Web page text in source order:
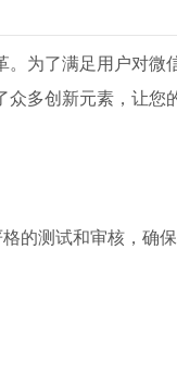
为了满足用户对微
多创新元素，让您
的测试和审核，确